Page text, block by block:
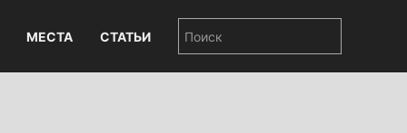
МЕСТА СТАТЬИ